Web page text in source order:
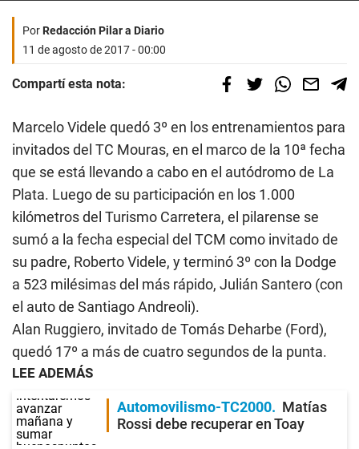
PorRedacción Pilar a Diario
11 de agosto de 2017 - 00:00
Compartí esta nota:
Marcelo Videle quedó 3º en los entrenamientos para
invitados del TC Mouras, en el marco de la 10ª fecha
que se está llevando a cabo en el autódromo de La
Plata. Luego de su participación en los 1.000
kilómetros del Turismo Carretera, el pilarense se
sumó a la fecha especial del TCM como invitado de
su padre, Roberto Videle, y terminó 3º con la Dodge
a 523 milésimas del más rápido, Julián Santero (con
el auto de Santiago Andreoli).
Alan Ruggiero, invitado de Tomás Deharbe (Ford),
quedó 17º a más de cuatro segundos de la punta.
LEE ADEMÁS
Automovilismo-TC2000
Matías
Rossi debe recuperar en Toay